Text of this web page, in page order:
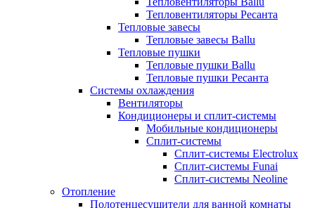
Тепловентиляторы Ресанта
Тепловые завесы
Тепловые завесы Ballu
Тепловые пушки
Тепловые пушки Ballu
Тепловые пушки Ресанта
Системы охлаждения
Вентиляторы
Кондиционеры и сплит-системы
Мобильные кондиционеры
Сплит-системы
Сплит-системы Electrolux
Сплит-системы Funai
Сплит-системы Neoline
Отопление
Полотенцесушители для ванной комнаты